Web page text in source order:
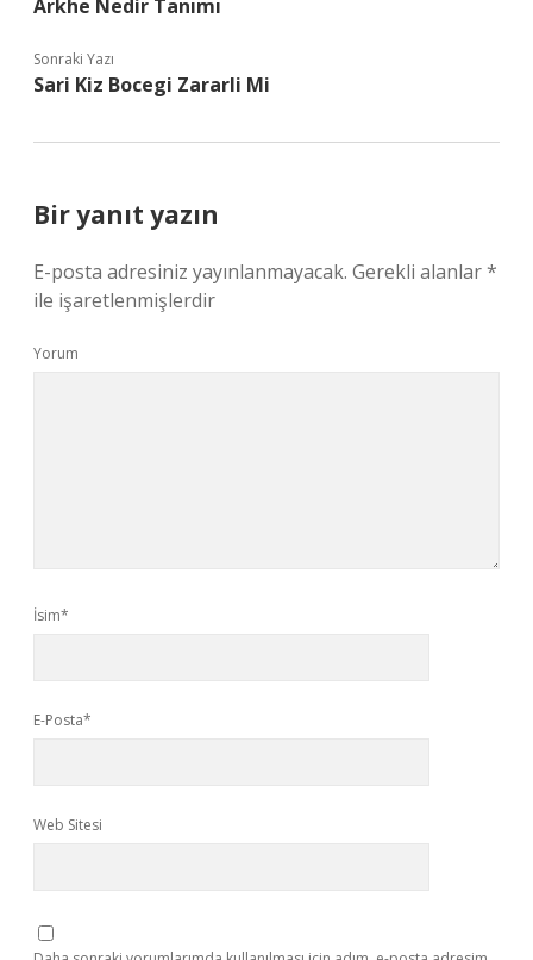
Arkhe Nedir Tanımı
Sonraki Yazı
Sari Kiz Bocegi Zararli Mi
Bir yanıt yazın
E-posta adresiniz yayınlanmayacak. Gerekli alanlar*
ile işaretlenmişlerdir
Yorum
İsim*
E-Posta*
Web Sitesi